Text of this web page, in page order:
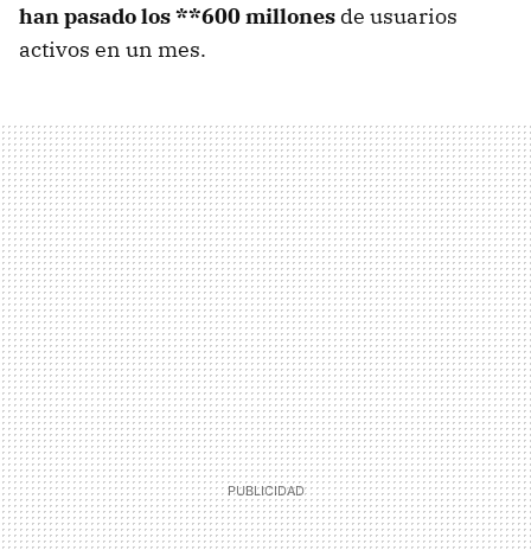
han pasado los **600 millones de usuarios
activos en un mes.